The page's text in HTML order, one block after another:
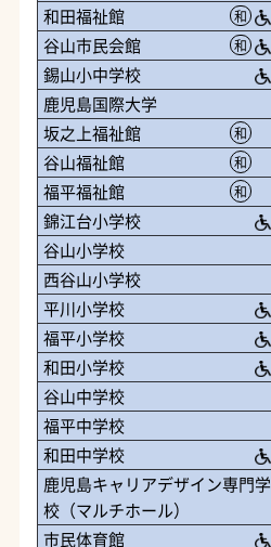
和田福祉館
和
谷山市民会館
和
錫山小中学校
鹿児島国際大学
坂之上福祉館
和
谷山福祉館
和
福平福祉館
和
錦江台小学校
谷山小学校
西谷山小学校
平川小学校
福平小学校
和田小学校
谷山中学校
福平中学校
和田中学校
鹿児島キャリアデザイン専門学
校（マルチホール）
市民体育館